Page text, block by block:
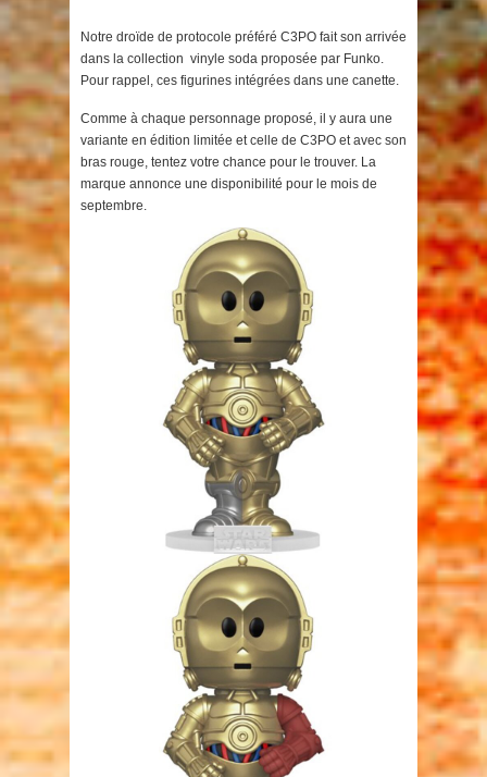
Notre droïde de protocole préféré C3PO fait son arrivée
dans la collection vinyle soda proposée par Funko.
Pour rappel, ces figurines intégrées dans une canette.
Comme à chaque personnage proposé, il y aura une
variante en édition limitée et celle de C3PO et avec son
bras rouge, tentez votre chance pour le trouver. La
marque annonce une disponibilité pour le mois de
septembre.